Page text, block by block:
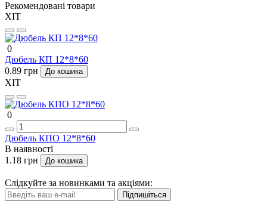
Рекомендовані товари
ХІТ
0
Дюбель КП 12*8*60
0.89 грн
До кошика
ХІТ
0
Дюбель КПО 12*8*60
В наявності
1.18 грн
До кошика
Слідкуйте за новинками та акціями:
Підпишіться